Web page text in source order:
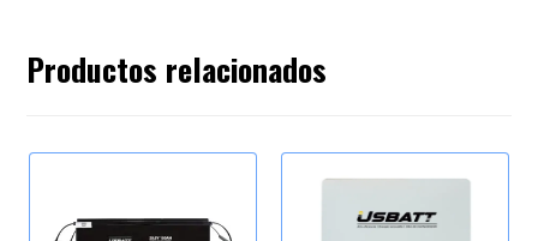
Productos relacionados